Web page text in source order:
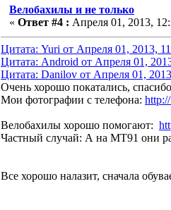
Велобахилы и не только
« Ответ #4 : Апреля 01, 2013,
Цитата: Yuri от Апреля 01, 2013,
Цитата: Android от Апреля 01,
Цитата: Danilov от Апреля 01,
Очень хорошо покатались,
Мои фотографии с телефона:
Велобахилы хорошо помогают:
Частный случай: А на MT91 они
Все хорошо налазит, сначала